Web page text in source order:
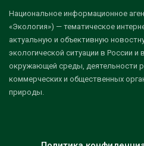
Национальное информационное
«Экология») — тематическое
актуальную и объективную
экологической ситуации в России и
окружающей среды, деятельности
коммерческих и общественных
природы.